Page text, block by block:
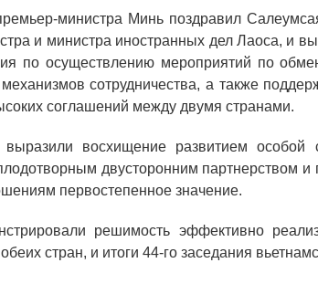
министра Минь поздравил
и министра иностранных дел Лаоса, и
по осуществлению мероприятий по
сотрудничества, а также
соглашений между двумя странами.
восхищение развитием
двусторонним партнерством и
первостепенное значение.
решимость эффективно
стран, и итоги 44-го заседания